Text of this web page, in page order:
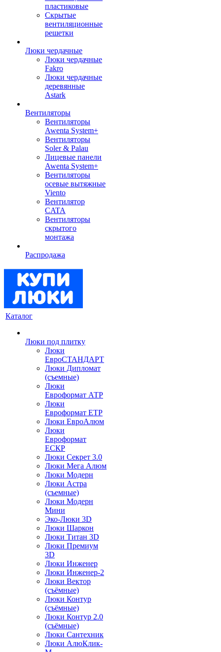
пластиковые
Скрытые
вентиляционные
решетки
Люки чердачные
Люки чердачные
Fakro
Люки чердачные
деревянные
Astark
Вентиляторы
Вентиляторы
Awenta System+
Вентиляторы
Soler & Palau
Лицевые панели
Awenta System+
Вентиляторы
осевые вытяжные
Viento
Вентилятор
CATA
Вентиляторы
скрытого
монтажа
Распродажа
Каталог
Люки под плитку
Люки
ЕвроСТАНДАРТ
Люки Дипломат
(съемные)
Люки
Евроформат АТР
Люки
Евроформат ЕТР
Люки ЕвроАлюм
Люки
Евроформат
ЕСКР
Люки Секрет 3.0
Люки Мега Алюм
Люки Модерн
Люки Астра
(съемные)
Люки Модерн
Мини
Эко-Люки 3D
Люки Шаркон
Люки Титан 3D
Люки Премиум
3D
Люки Инженер
Люки Инженер-2
Люки Вектор
(съёмные)
Люки Контур
(съёмные)
Люки Контур 2.0
(съёмные)
Люки Сантехник
Люки АлюКлик-